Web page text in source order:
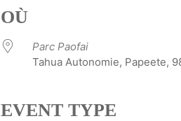
OÙ
Parc Paofai
Tahua Autonomie, Papeete,
EVENT TYPE